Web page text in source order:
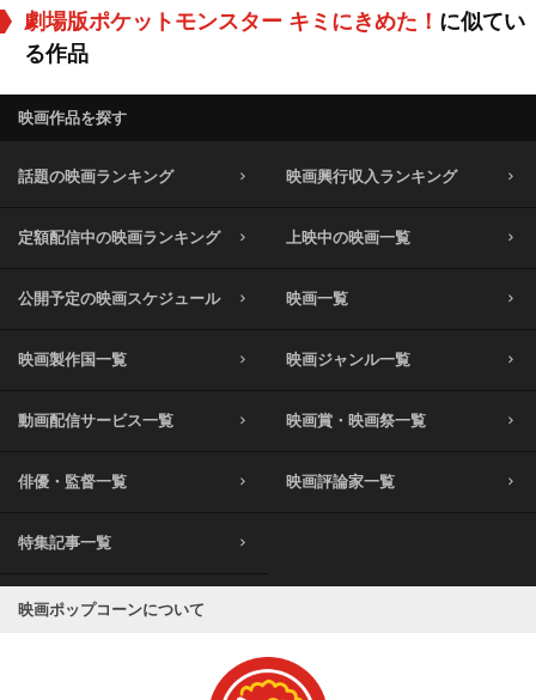
劇場版ポケットモンスター キミにきめた！ に似てい
る作品
映画作品を探す
話題の映画ランキング 映画興行収入ランキング
定額配信中の映画ランキング 上映中の映画一覧
公開予定の映画スケジュール 映画一覧
映画製作国一覧 映画ジャンル一覧
動画配信サービス一覧 映画賞・映画祭一覧
俳優・監督一覧 映画評論家一覧
特集記事一覧
映画ポップコーンについて